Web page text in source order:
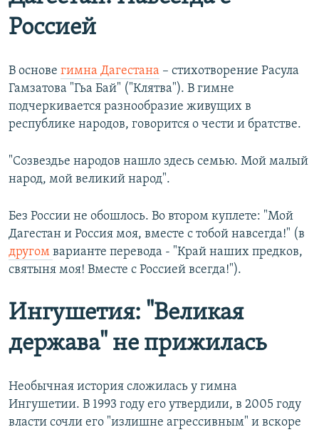
Россией
В основе гимна Дагестана – стихотворение Расула
Гамзатова "Гьа Бай" ("Клятва"). В гимне
подчеркивается разнообразие живущих в
республике народов, говорится о чести и братстве.
"Созвездье народов нашло здесь семью. Мой малый
народ, мой великий народ".
Без России не обошлось. Во втором куплете: "Мой
Дагестан и Россия моя, вместе с тобой навсегда!" (в
другом варианте перевода - "Край наших предков,
святыня моя! Вместе с Россией всегда!").
Ингушетия: "Великая
держава" не прижилась
Необычная история сложилась у гимна
Ингушетии. В 1993 году его утвердили, в 2005 году
власти сочли его "излишне агрессивным" и вскоре